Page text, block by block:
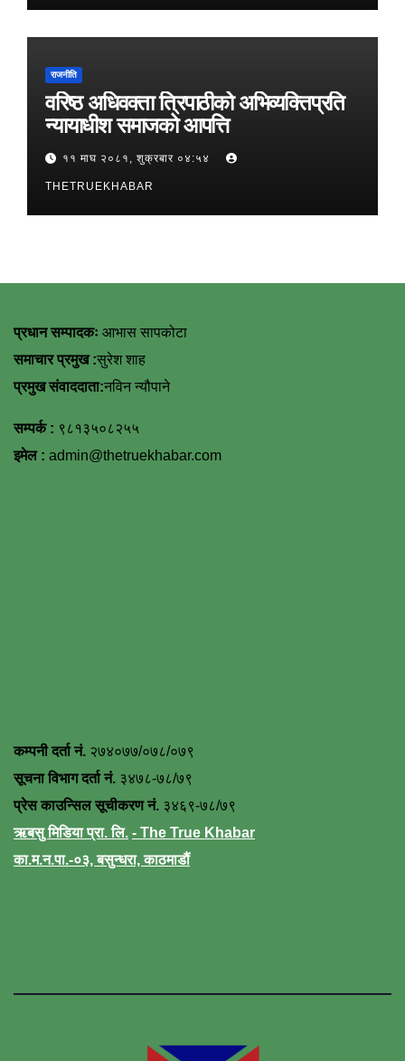
राजनीति
वरिष्ठ अधिवक्ता त्रिपाठीको अभिव्यक्तिप्रति
न्यायाधीश समाजको आपत्ति
११ माघ २०८१, शुक्रबार ०४:५४
THETRUEKHABAR
प्रधान सम्पादकः आभास सापकोटा
समाचार प्रमुख :सुरेश शाह
प्रमुख संवाददाता:नविन न्यौपाने
सम्पर्क : ९८१३५०८२५५
इमेल : admin@thetruekhabar.com
कम्पनी दर्ता नं. २७४०७७/०७८/०७९
सूचना विभाग दर्ता नं. ३४७८-७८/७९
प्रेस काउन्सिल सूचीकरण नं. ३४६९-७८/७९
ऋबसु मिडिया प्रा. लि. - The True Khabar
का.म.न.पा.-०३, बसुन्धरा, काठमाडौं